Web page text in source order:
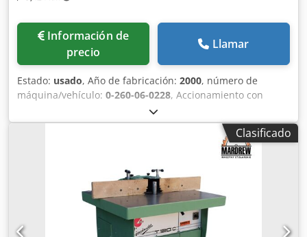
Información de
precio
Llamar
Estado: usado, Año de fabricación: 2000, número de
máquina/vehículo: 0-260-06-0228, Accionamiento con
pedal 1200 x 800 mm Racor de aspiración de 80 mm
Conexión neumática Cable + enchufe de 16 A
Dsdpjigadlsfx Afmekr 1 juego de herramientas de trabajo 1
Clasificado